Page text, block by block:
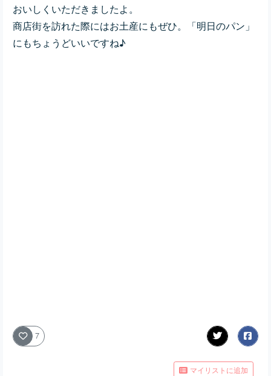
おいしくいただきましたよ。
商店街を訪れた際にはお土産にもぜひ。「明日のパン」
にもちょうどいいですね♪
7
マイリストに追加